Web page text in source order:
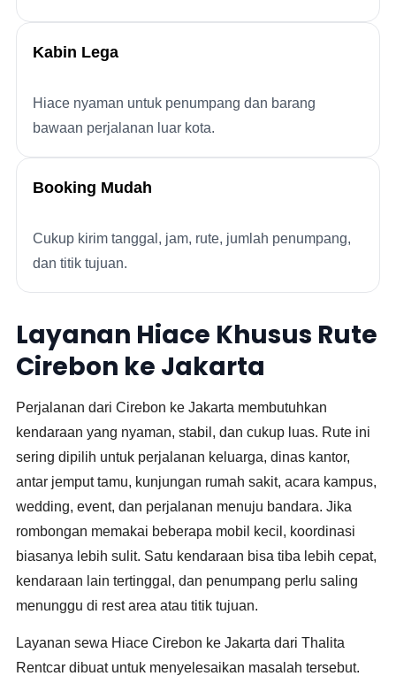
Kabin Lega
Hiace nyaman untuk penumpang dan barang
bawaan perjalanan luar kota.
Booking Mudah
Cukup kirim tanggal, jam, rute, jumlah penumpang,
dan titik tujuan.
Layanan Hiace Khusus Rute
Cirebon ke Jakarta
Perjalanan dari Cirebon ke Jakarta membutuhkan
kendaraan yang nyaman, stabil, dan cukup luas. Rute ini
sering dipilih untuk perjalanan keluarga, dinas kantor,
antar jemput tamu, kunjungan rumah sakit, acara kampus,
wedding, event, dan perjalanan menuju bandara. Jika
rombongan memakai beberapa mobil kecil, koordinasi
biasanya lebih sulit. Satu kendaraan bisa tiba lebih cepat,
kendaraan lain tertinggal, dan penumpang perlu saling
menunggu di rest area atau titik tujuan.
Layanan sewa Hiace Cirebon ke Jakarta dari Thalita
Rentcar dibuat untuk menyelesaikan masalah tersebut.